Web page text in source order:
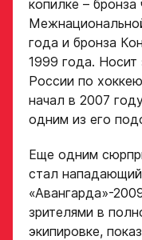
копилке – бронза
года и бронза
1999 года. Носит
России по
начал в 2007
одним из его
Еще одним
стал
«Авангарда»-
зрителями в
экипировке,
Дата рождения
полностью
Рост, вес игрока
Опыт игры в хоккей